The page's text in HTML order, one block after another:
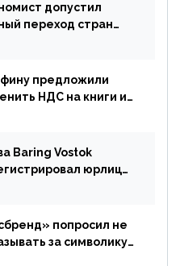
допустил
переход стран
предложили
НДС на книги и
Baring Vostok
юрлицо
попросил не
за символику